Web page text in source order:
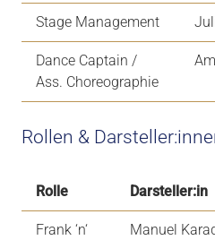
Stage Management
Dance Captain /
Ass. Choreographie
Rollen &
Rolle Darsteller:in
Frank ‘n‘
Manuel